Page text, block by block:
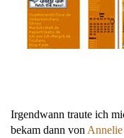
Irgendwann traute ich
bekam dann von Annelie